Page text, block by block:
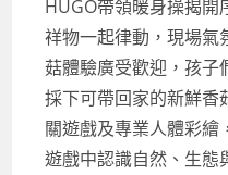
HUGO帶領暖身操揭開
祥物一起律動，現場氣
菇體驗廣受歡迎，孩子
採下可帶回家的新鮮香
關遊戲及專業人體彩繪
遊戲中認識自然、生態